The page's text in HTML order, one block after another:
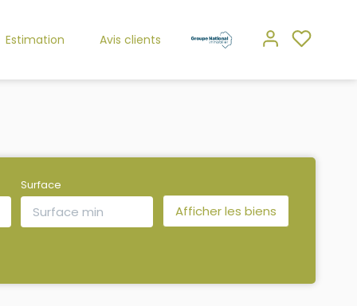
Estimation Avis clients
Surface